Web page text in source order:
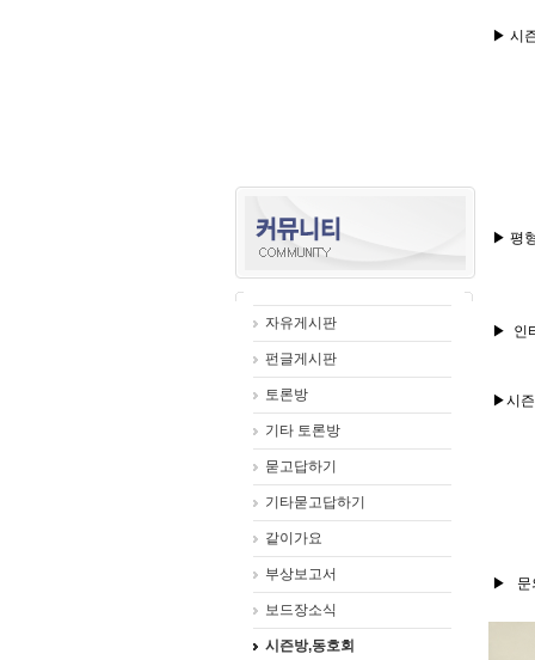
자유게시판
펀글게시판
토론방
기타 토론방
묻고답하기
기타묻고답하기
같이가요
부상보고서
보드장소식
시즌방,동호회
▶ 시
▶ 평
▶ 인
▶시
▶